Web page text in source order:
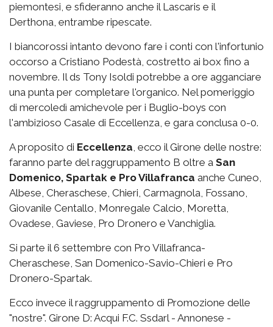
piemontesi, e sfideranno anche il Lascaris e il
Derthona, entrambe ripescate.
I biancorossi intanto devono fare i conti con l'infortunio
occorso a Cristiano Podestà, costretto ai box fino a
novembre. Il ds Tony Isoldi potrebbe a ore agganciare
una punta per completare l'organico. Nel pomeriggio
di mercoledì amichevole per i Buglio-boys con
l'ambizioso Casale di Eccellenza, e gara conclusa 0-0.
A proposito di Eccellenza, ecco il Girone delle nostre:
faranno parte del raggruppamento B oltre a San
Domenico, Spartak e Pro Villafranca anche Cuneo,
Albese, Cheraschese, Chieri, Carmagnola, Fossano,
Giovanile Centallo, Monregale Calcio, Moretta,
Ovadese, Gaviese, Pro Dronero e Vanchiglia.
Si parte il 6 settembre con Pro Villafranca-
Cheraschese, San Domenico-Savio-Chieri e Pro
Dronero-Spartak.
Ecco invece il raggruppamento di Promozione delle
"nostre". Girone D: Acqui F.C. Ssdarl - Annonese -